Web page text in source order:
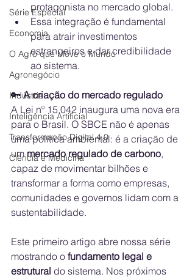
Série Especial
Economia
O Agro que Move o Mundo
Agronegócio
Indústria
Inteligência Artificial
Transformação Digital 4.0
Ciência e Medicina
protagonista no mercado global.
Essa integração é fundamental
para atrair investimentos
estrangeiros e dar credibilidade
ao sistema.
🔑 A criação do mercado regulado
A Lei nº 15.042 inaugura uma nova era
para o Brasil. O SBCE não é apenas
uma política ambiental: é a criação de
um mercado regulado de carbono,
capaz de movimentar bilhões e
transformar a forma como empresas,
comunidades e governos lidam com a
sustentabilidade.
Este primeiro artigo abre nossa série
mostrando o fundamento legal e
estrutural do sistema. Nos próximos